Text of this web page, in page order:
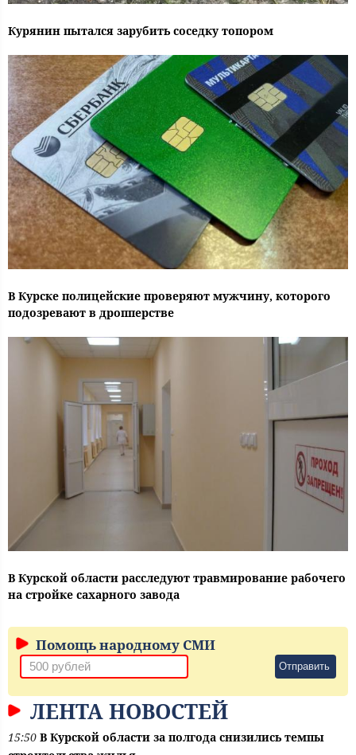
Курянин пытался зарубить соседку топором
В Курске полицейские проверяют мужчину, которого
подозревают в дропперстве
В Курской области расследуют травмирование рабочего
на стройке сахарного завода
Помощь народному СМИ
Отправить
ЛЕНТА НОВОСТЕЙ
15:50 В Курской области за полгода снизились темпы